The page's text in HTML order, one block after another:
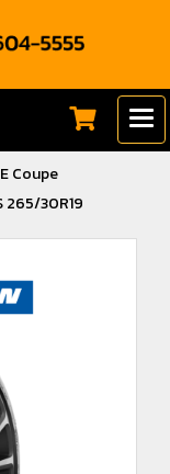
E Coupe
265/30R19